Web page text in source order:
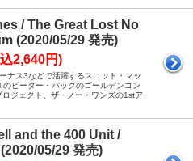
/ The Great Lost No
(2020/05/29 発売)
2,640円)
ナス3などで活躍するスコット・マッ
のピーター・バックのゴールデンコン
ロジェクト、ザ・ノー・ワンズの1stア
and the 400 Unit /
05/29 発売)